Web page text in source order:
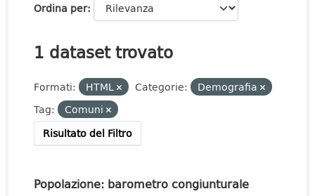
Ordina per
1 dataset trovato
Formati: HTML Categorie:
Demografia
Tag:
Comuni
Risultato del Filtro
Popolazione: barometro congiunturale